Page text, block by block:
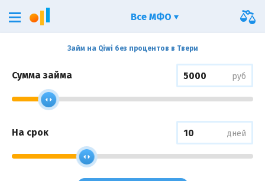
Займ на Qiwi без процентов в Твери
Сумма займа руб
На срок дней
Все МФО